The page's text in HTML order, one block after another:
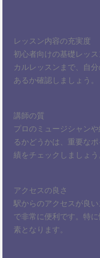
レッスン内容の充実度
初心者向けの基礎レッ
カルレッスンまで、自
あるか確認しましょう。
講師の質
プロのミュージシャン
るかどうかは、重要な
績をチェックしましょう
アクセスの良さ
駅からのアクセスが良
で非常に便利です。特
素となります。